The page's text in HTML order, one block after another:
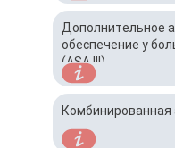
Дополнительное
обеспечение у
(ASA III)